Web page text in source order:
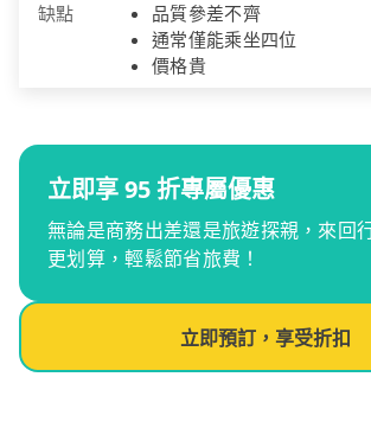
缺點
品質參差不齊
通常僅能乘坐四位
價格貴
立即享 95 折專屬優惠
無論是商務出差還是旅遊探親，來回
更划算，輕鬆節省旅費！
立即預訂，享受折扣